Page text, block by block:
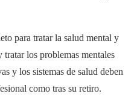
para tratar la salud mental y
los problemas mentales
y los sistemas de salud deben
como tras su retiro.